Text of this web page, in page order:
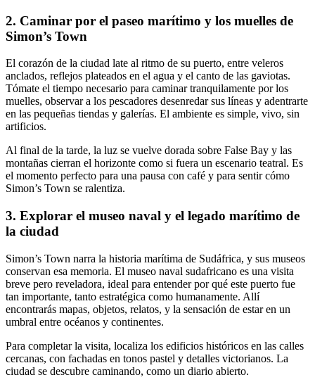
2. Caminar por el paseo marítimo y los muelles de
Simon’s Town
El corazón de la ciudad late al ritmo de su puerto, entre veleros
anclados, reflejos plateados en el agua y el canto de las gaviotas.
Tómate el tiempo necesario para caminar tranquilamente por los
muelles, observar a los pescadores desenredar sus líneas y adentrarte
en las pequeñas tiendas y galerías. El ambiente es simple, vivo, sin
artificios.
Al final de la tarde, la luz se vuelve dorada sobre False Bay y las
montañas cierran el horizonte como si fuera un escenario teatral. Es
el momento perfecto para una pausa con café y para sentir cómo
Simon’s Town se ralentiza.
3. Explorar el museo naval y el legado marítimo de
la ciudad
Simon’s Town narra la historia marítima de Sudáfrica, y sus museos
conservan esa memoria. El museo naval sudafricano es una visita
breve pero reveladora, ideal para entender por qué este puerto fue
tan importante, tanto estratégica como humanamente. Allí
encontrarás mapas, objetos, relatos, y la sensación de estar en un
umbral entre océanos y continentes.
Para completar la visita, localiza los edificios históricos en las calles
cercanas, con fachadas en tonos pastel y detalles victorianos. La
ciudad se descubre caminando, como un diario abierto.